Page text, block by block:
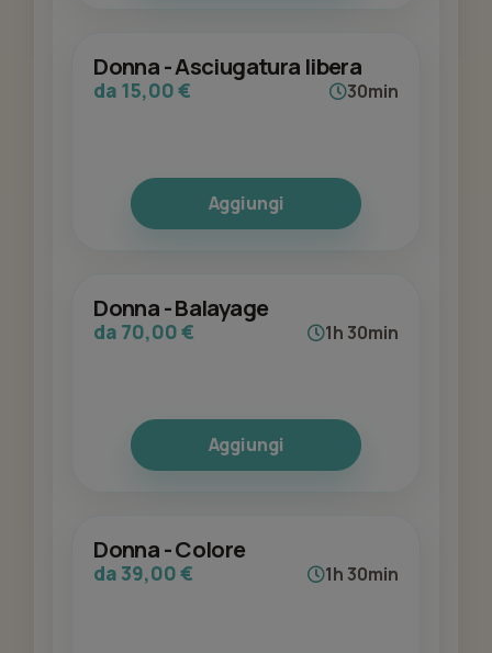
Donna - Asciugatura libera
da 15,00 € 30min
Aggiungi
Donna - Balayage
da 70,00 € 1h 30min
Aggiungi
Donna - Colore
da 39,00 € 1h 30min